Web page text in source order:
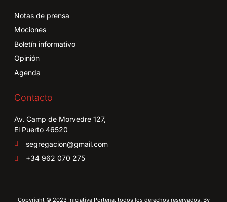
Notas de prensa
Mociones
Boletín informativo
Opinión
Agenda
Contacto
Av. Camp de Morvedre 127,
El Puerto 46520
segregacion@gmail.com
+34 962 070 275
Copyright © 2023 Iniciativa Porteña, todos los derechos reservados. By